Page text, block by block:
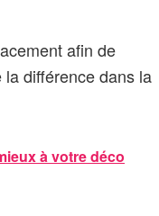
afin de
la différence dans la
à votre déco